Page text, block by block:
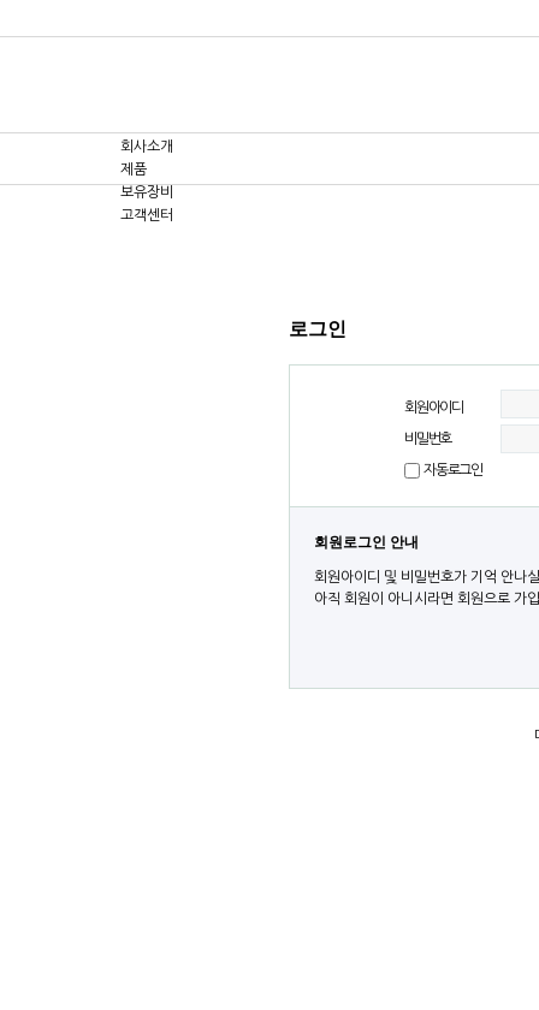
회사소개
제품
보유장비
고객센터
로그인
회원아이디
비밀번호
자동로그인
회원로그인 안내
회원아이디 및 비밀번호가 기억 안나
아직 회원이 아니시라면 회원으로 가